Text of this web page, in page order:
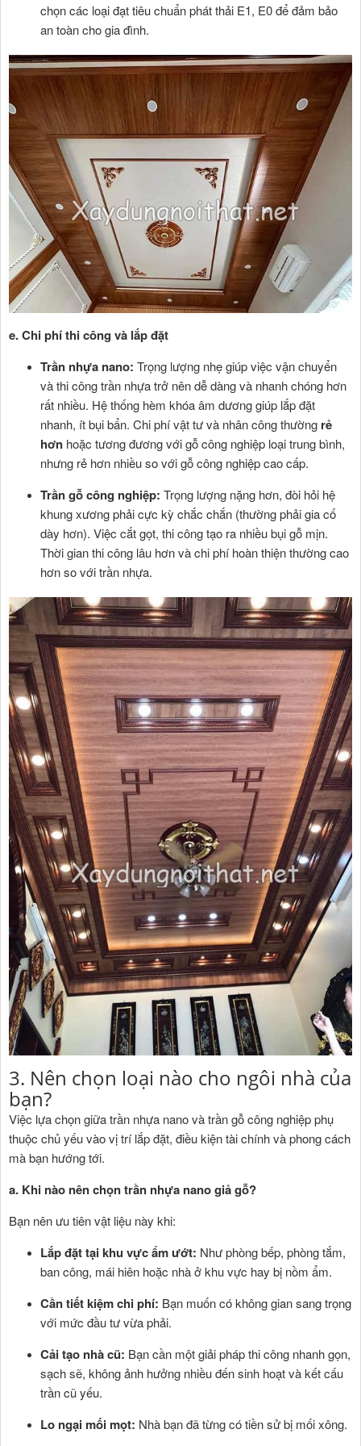
chọn các loại đạt tiêu chuẩn phát thải E1, E0 để đảm bảo
an toàn cho gia đình.
e. Chi phí thi công và lắp đặt
Trần nhựa nano: Trọng lượng nhẹ giúp việc vận chuyển
và thi công trần nhựa trở nên dễ dàng và nhanh chóng hơn
rất nhiều. Hệ thống hèm khóa âm dương giúp lắp đặt
nhanh, ít bụi bẩn. Chi phí vật tư và nhân công thường rẻ
hơn hoặc tương đương với gỗ công nghiệp loại trung bình,
nhưng rẻ hơn nhiều so với gỗ công nghiệp cao cấp.
Trần gỗ công nghiệp: Trọng lượng nặng hơn, đòi hỏi hệ
khung xương phải cực kỳ chắc chắn (thường phải gia cố
dày hơn). Việc cắt gọt, thi công tạo ra nhiều bụi gỗ mịn.
Thời gian thi công lâu hơn và chi phí hoàn thiện thường cao
hơn so với trần nhựa.
3. Nên chọn loại nào cho ngôi nhà của
bạn?
Việc lựa chọn giữa trần nhựa nano và trần gỗ công nghiệp phụ
thuộc chủ yếu vào vị trí lắp đặt, điều kiện tài chính và phong cách
mà bạn hướng tới.
a. Khi nào nên chọn trần nhựa nano giả gỗ?
Bạn nên ưu tiên vật liệu này khi:
Lắp đặt tại khu vực ẩm ướt: Như phòng bếp, phòng tắm,
ban công, mái hiên hoặc nhà ở khu vực hay bị nồm ẩm.
Cần tiết kiệm chi phí: Bạn muốn có không gian sang trọng
với mức đầu tư vừa phải.
Cải tạo nhà cũ: Bạn cần một giải pháp thi công nhanh gọn,
sạch sẽ, không ảnh hưởng nhiều đến sinh hoạt và kết cấu
trần cũ yếu.
Lo ngại mối mọt: Nhà bạn đã từng có tiền sử bị mối xông.